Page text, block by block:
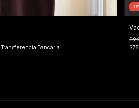
Transferencia Bancaria
10